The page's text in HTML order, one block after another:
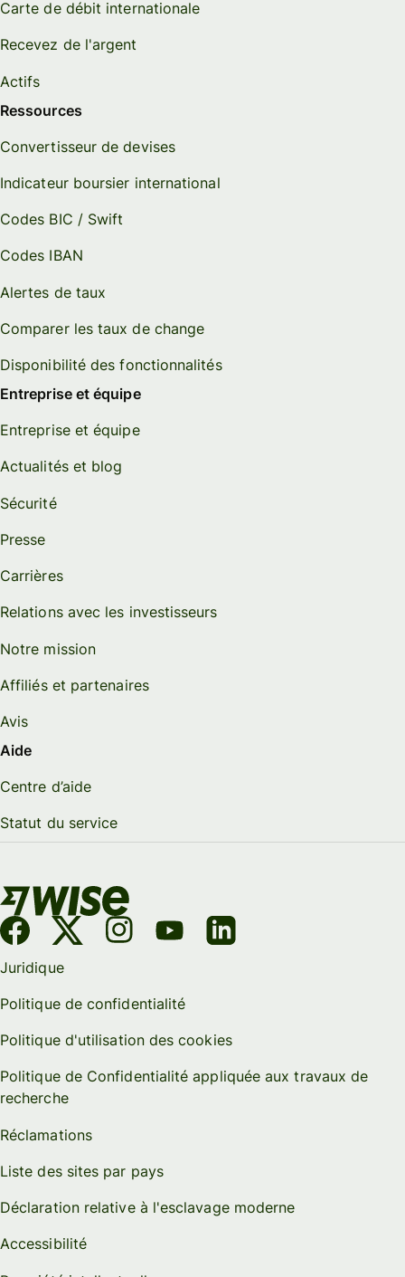
Carte de débit internationale
Recevez de l'argent
Actifs
Ressources
Convertisseur de devises
Indicateur boursier international
Codes BIC / Swift
Codes IBAN
Alertes de taux
Comparer les taux de change
Disponibilité des fonctionnalités
Entreprise et équipe
Entreprise et équipe
Actualités et blog
Sécurité
Presse
Carrières
Relations avec les investisseurs
Notre mission
Affiliés et partenaires
Avis
Aide
Centre d’aide
Statut du service
Juridique
Politique de confidentialité
Politique d'utilisation des cookies
Politique de Confidentialité appliquée aux travaux de
recherche
Réclamations
Liste des sites par pays
Déclaration relative à l'esclavage moderne
Accessibilité